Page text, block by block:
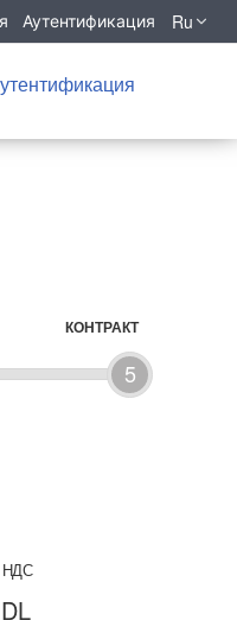
Аутентификация Ru
5
КОНТРАКТ
НДС